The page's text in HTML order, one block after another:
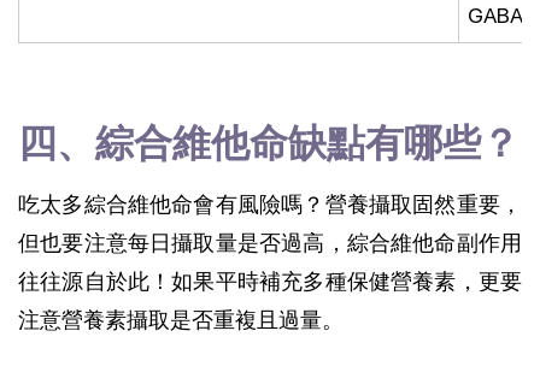
GABA
四、綜合維他命缺點有哪些？
吃太多綜合維他命會有風險嗎？營養攝取固然重要，
但也要注意每日攝取量是否過高，綜合維他命副作用
往往源自於此！如果平時補充多種保健營養素，更要
注意營養素攝取是否重複且過量。